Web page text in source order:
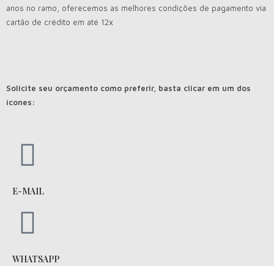
anos no ramo, oferecemos as melhores condições de pagamento via
cartão de crédito em até 12x
Solicite seu orçamento como preferir, basta clicar em um dos
ícones:
E-MAIL
WHATSAPP